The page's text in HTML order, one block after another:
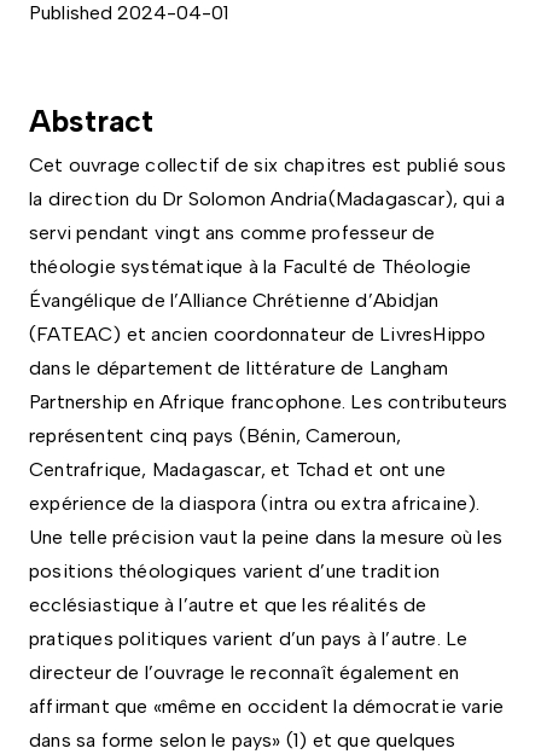
Published 2024-04-01
Abstract
Cet ouvrage collectif de six chapitres est publié sous
la direction du Dr Solomon Andria(Madagascar), qui a
servi pendant vingt ans comme professeur de
théologie systématique à la Faculté de Théologie
Évangélique de l’Alliance Chrétienne d’Abidjan
(FATEAC) et ancien coordonnateur de LivresHippo
dans le département de littérature de Langham
Partnership en Afrique francophone. Les contributeurs
représentent cinq pays (Bénin, Cameroun,
Centrafrique, Madagascar, et Tchad et ont une
expérience de la diaspora (intra ou extra africaine).
Une telle précision vaut la peine dans la mesure où les
positions théologiques varient d’une tradition
ecclésiastique à l’autre et que les réalités de
pratiques politiques varient d’un pays à l’autre. Le
directeur de l’ouvrage le reconnaît également en
affirmant que «même en occident la démocratie varie
dans sa forme selon le pays» (1) et que quelques